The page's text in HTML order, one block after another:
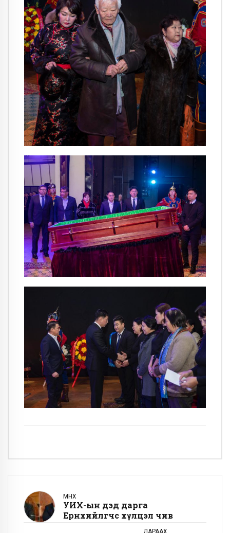
ӨМНӨХ
УИХ-ын дэд дарга
Ерөнхийлөгчөөс хүлцэл өчив
ДАРААХ